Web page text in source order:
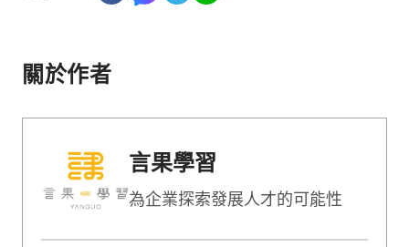
關於作者
言果學習
為企業探索發展人才的可能性